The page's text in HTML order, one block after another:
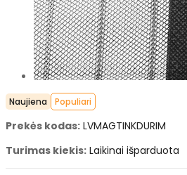
Naujiena Populiari
Prekės kodas: LVMAGTINKDURIM
Turimas kiekis: Laikinai išparduota